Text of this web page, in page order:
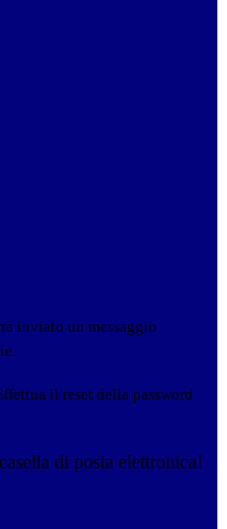
inviato un messaggio
il reset della password
di posta elettronica!